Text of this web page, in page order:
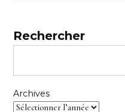
Rechercher
Archives